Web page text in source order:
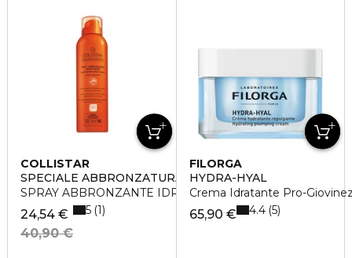
COLLISTAR
SPECIALE ABBRONZATURA PERFETTA
SPRAY ABBRONZANTE IDRATANTE SPF10
24,54 €
40,90 €
5 1
FILORGA
HYDRA-HYAL
Crema Idratante Pro-
65,90 € 4.4 5